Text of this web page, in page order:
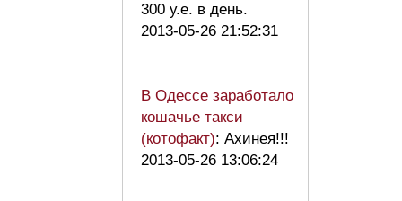
300 у.е. в день.
2013-05-26 21:52:31
В Одессе заработало
кошачье такси
(котофакт): Ахинея!!!
2013-05-26 13:06:24